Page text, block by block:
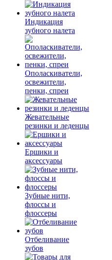
Индикация
зубного налета
Ополаскиватели,
освежители,
пенки, спреи
Жевательные
резинки и леденцы
Ершики и
аксессуары
Зубные нити,
флоссы и
флоссеры
Отбеливание
зубов